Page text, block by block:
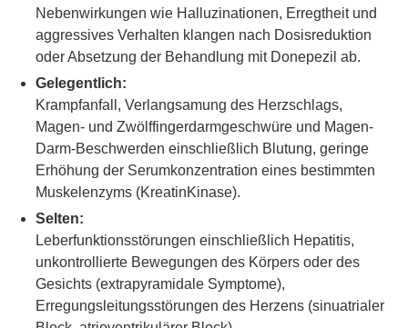
Nebenwirkungen wie Halluzinationen, Erregtheit und
aggressives Verhalten klangen nach Dosisreduktion
oder Absetzung der Behandlung mit Donepezil ab.
Gelegentlich:
Krampfanfall, Verlangsamung des Herzschlags,
Magen- und Zwölffingerdarmgeschwüre und Magen-
Darm-Beschwerden einschließlich Blutung, geringe
Erhöhung der Serumkonzentration eines bestimmten
Muskelenzyms (KreatinKinase).
Selten:
Leberfunktionsstörungen einschließlich Hepatitis,
unkontrollierte Bewegungen des Körpers oder des
Gesichts (extrapyramidale Symptome),
Erregungsleitungsstörungen des Herzens (sinuatrialer